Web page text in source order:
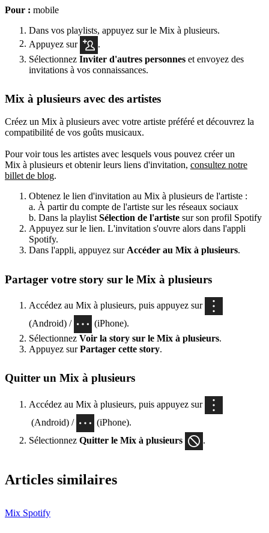
Pour : mobile
Dans vos playlists, appuyez sur le Mix à plusieurs.
Appuyez sur
Sélectionnez Inviter d'autres personnes et envoyez des
invitations à vos connaissances.
Mix à plusieurs avec des artistes
Créez un Mix à plusieurs avec votre artiste préféré et découvrez la
compatibilité de vos goûts musicaux.
Pour voir tous les artistes avec lesquels vous pouvez créer un
Mix à plusieurs et obtenir leurs liens d'invitation, consultez notre
billet de blog.
Obtenez le lien d'invitation au Mix à plusieurs de l'artiste :
a. À partir du compte de l'artiste sur les réseaux sociaux
b. Dans la playlistSélection de l'artiste sur son profil Spotify
Appuyez sur le lien. L'invitation s'ouvre alors dans l'appli
Spotify.
Dans l'appli, appuyez surAccéder au Mix à plusieurs.
Partager votre story sur le Mix à plusieurs
Accédez au Mix à plusieurs, puis appuyez sur
(Android) /
(iPhone).
Sélectionnez Voir la story sur le Mix à plusieurs.
Appuyez surPartager cette story.
Quitter un Mix à plusieurs
Accédez au Mix à plusieurs, puis appuyez sur
(Android) /
(iPhone).
Sélectionnez Quitter le Mix à plusieurs .
Articles similaires
Mix Spotify